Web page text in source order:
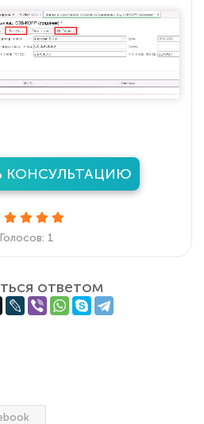
КОНСУЛЬТАЦИЮ
Голосов: 1
ответом